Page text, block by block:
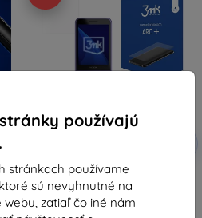
používajú
stránkach používame
sú nevyhnutné na
zatiaľ čo iné nám
3mk ARC+ ochranná fólia pre
Nokia 235 4G / 215 4G (2024)
9,90 €